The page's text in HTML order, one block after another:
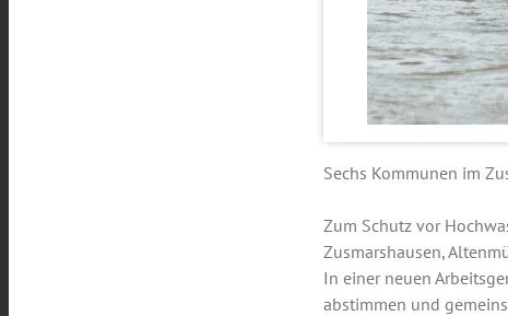
Sechs Kommunen im
Zum Schutz vor
Zusmarshausen,
In einer neuen
abstimmen und